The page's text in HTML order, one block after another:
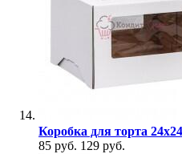
Коробка для торта
85 руб. 129 руб.